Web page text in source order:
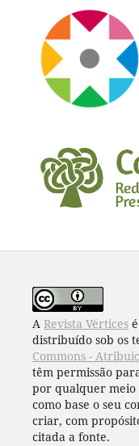
A Revista Vérticesé
distribuído sob os
Commons -
têm permissão
por qualquer meio
como base o seu
criar, com
citada a fonte.